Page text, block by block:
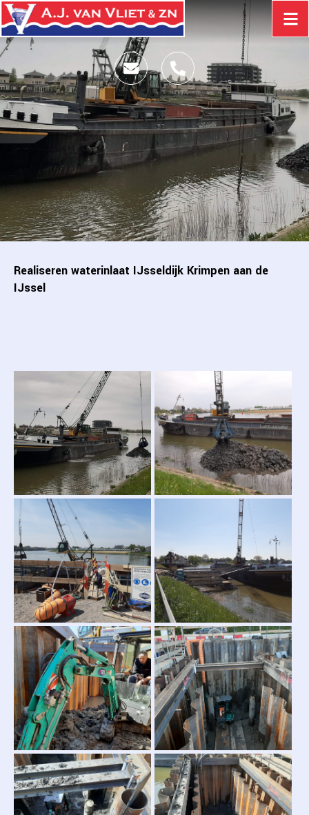
HOME
ONZE SCHEPEN
Realiseren waterinlaat IJsseldijk Krimpen aan de
IJssel